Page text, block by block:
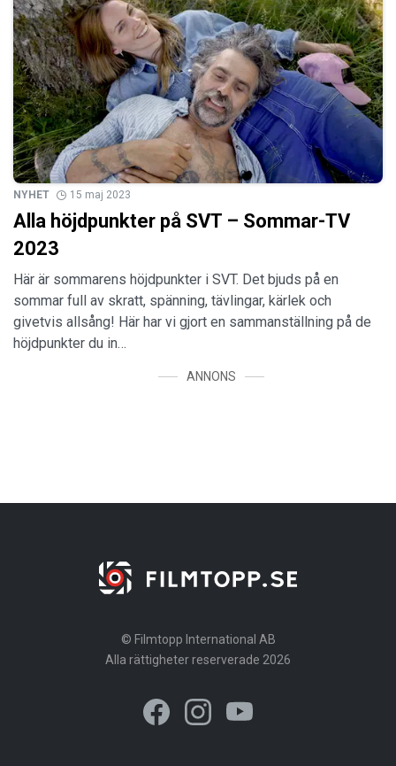
NYHET 15 maj 2023
Alla höjdpunkter på SVT – Sommar-TV
2023
Här är sommarens höjdpunkter i SVT. Det bjuds på en
sommar full av skratt, spänning, tävlingar, kärlek och
givetvis allsång! Här har vi gjort en sammanställning på de
höjdpunkter du in…
ANNONS
© Filmtopp International AB
Alla rättigheter reserverade 2026